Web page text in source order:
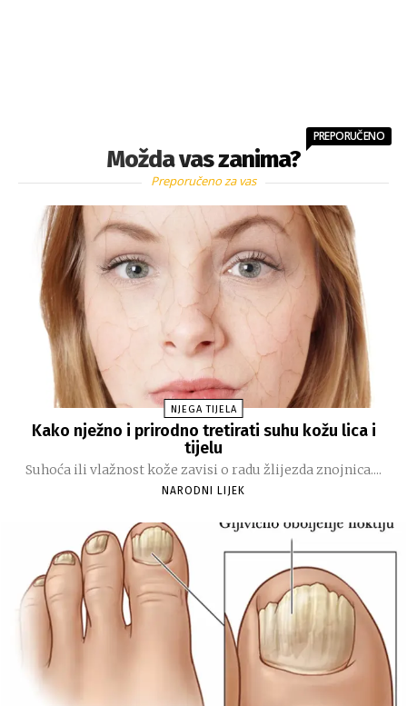
Možda vas zanima?
PREPORUČENO
Preporučeno za vas
NJEGA TIJELA
Kako nježno i prirodno tretirati suhu kožu lica i
tijelu
Suhoća ili vlažnost kože zavisi o radu žlijezda znojnica....
NARODNI LIJEK